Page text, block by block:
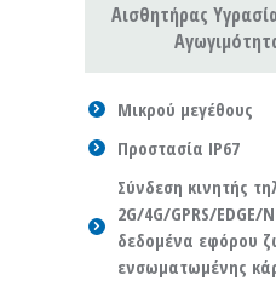
Αισθητήρας
Μικρού μεγέθους
Προστασία IP67
Σύνδεση κινητής
2G/4G/GPRS/
δεδομένα εφόρου
ενσωματωμένης